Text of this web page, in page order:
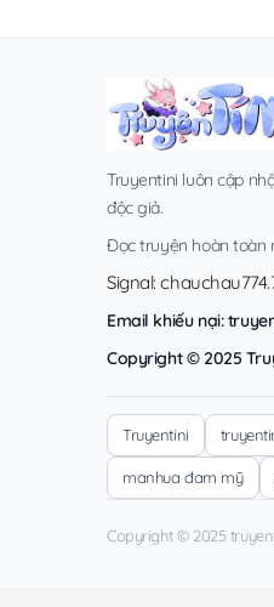
Truyentini luôn cập
độc giả.
Đọc truyện hoàn toàn
Signal:
Email khiếu nại:
Copyright © 2025
Truyentini
manhua đam mỹ
Copyright © 2025